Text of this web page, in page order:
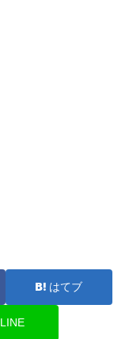
はてブ
LINE